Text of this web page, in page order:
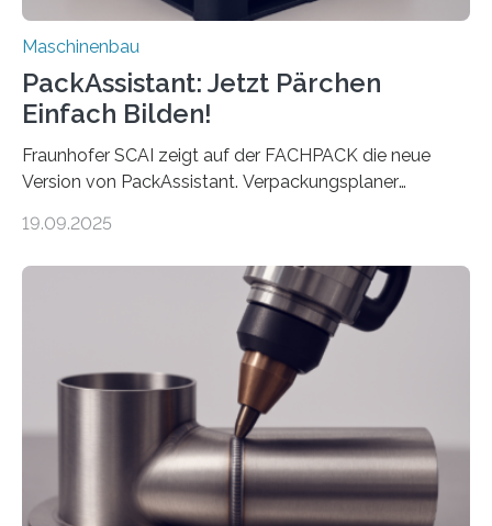
Maschinenbau
PackAssistant: Jetzt Pärchen
Einfach Bilden!
Fraunhofer SCAI zeigt auf der FACHPACK die neue
Version von PackAssistant. Verpackungsplaner
Automobil, Maschinenbau und in der Zulieferindustrie.
Teile als eine Einheit verpacken. Die Anordnung kann
der Benutzer vorgeben und erhält so mehr Kontrolle
über die Positionierung der Bauteile. Die ebenfalls neue
Automatisierungsschnittstelle dient dazu, die Software
besser in spezifische Unternehmensprozesse
einzubinden. Sankt Augustin – Zur Messe FACHPACK
vom 23. bis 25. September in Nürnberg…
19.09.2025